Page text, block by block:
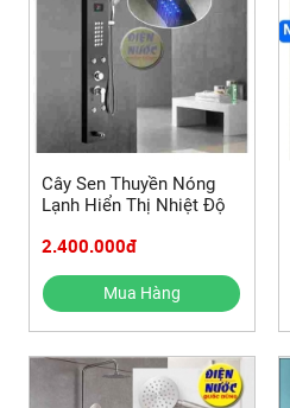
Cây Sen Thuyền Nóng
Lạnh Hiển Thị Nhiệt Độ
2.400.000đ
Mua Hàng